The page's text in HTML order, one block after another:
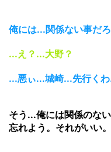
俺には...関係ない事だろ
...え？...大野？
...悪ぃ...城崎...先行くわ
そう...俺には関係のない
忘れよう。それがいい。